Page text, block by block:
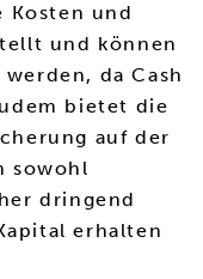
Kosten und
und können
da Cash
bietet die
auf der
sowohl
dringend
erhalten